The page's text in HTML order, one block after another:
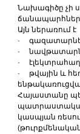
Նախագիծը չի
Այն ներառում է
·
·
·
·     թվային
Հայաստանը
կասպյան